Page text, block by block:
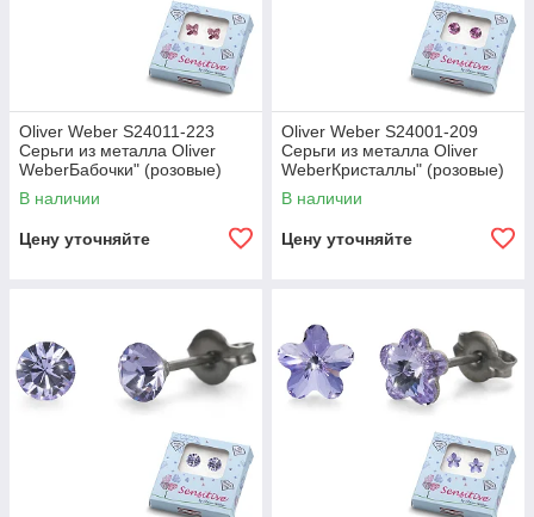
Oliver Weber S24011-223
Серьги из металла Oliver
WeberБабочки" (розовые)
В наличии
Цену уточняйте
Oliver Weber S24001-209
Серьги из металла Oliver
WeberКристаллы" (розовые)
В наличии
Цену уточняйте